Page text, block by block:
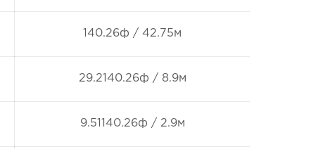
140.26ф / 42.75м
29.2140.26ф / 8.9м
9.51140.26ф / 2.9м